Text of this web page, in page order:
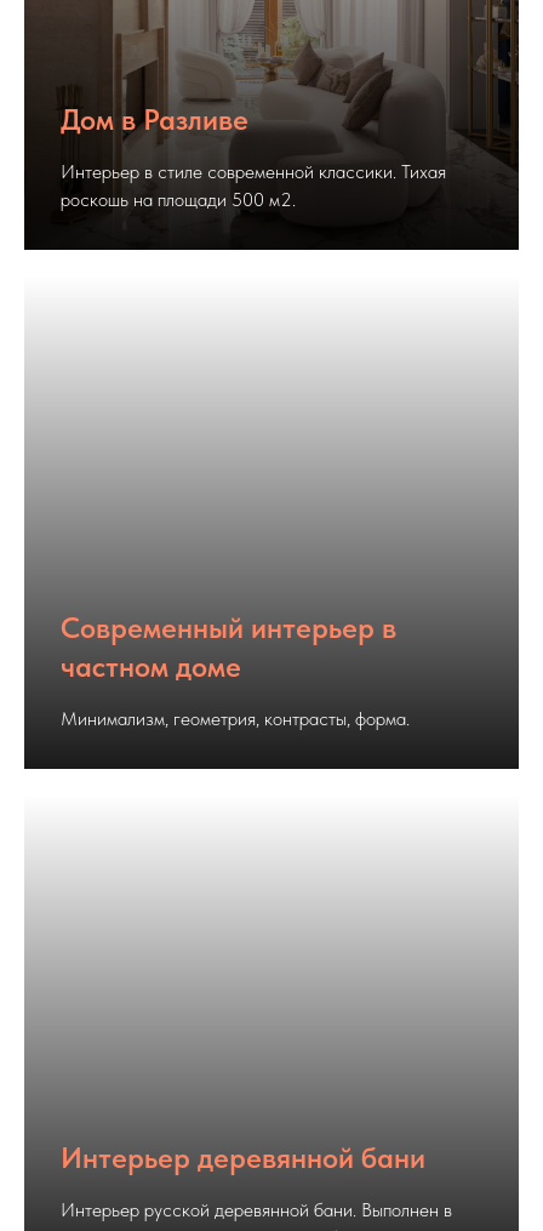
Дом в Разливе
Интерьер в стиле современной классики. Тихая
роскошь на площади 500 м2.
Современный интерьер в
частном доме
Минимализм, геометрия, контрасты, форма.
Интерьер деревянной бани
Интерьер русской деревянной бани. Выполнен в